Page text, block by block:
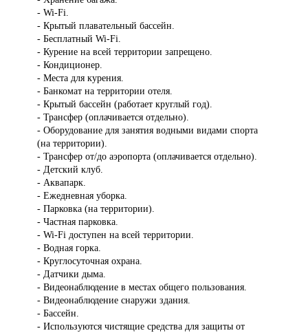
- Wi-Fi.
- Крытый плавательный бассейн.
- Бесплатный Wi-Fi.
- Курение на всей территории запрещено.
- Кондиционер.
- Места для курения.
- Банкомат на территории отеля.
- Крытый бассейн (работает круглый год).
- Трансфер (оплачивается отдельно).
- Оборудование для занятия водными видами спорта
(на территории).
- Трансфер от/до аэропорта (оплачивается отдельно).
- Детский клуб.
- Аквапарк.
- Ежедневная уборка.
- Парковка (на территории).
- Частная парковка.
- Wi-Fi доступен на всей территории.
- Водная горка.
- Круглосуточная охрана.
- Датчики дыма.
- Видеонаблюдение в местах общего пользования.
- Видеонаблюдение снаружи здания.
- Бассейн.
- Используются чистящие средства для защиты от